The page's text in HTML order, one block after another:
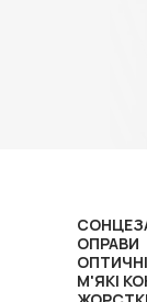
ОПРАВИ
М'ЯКІ